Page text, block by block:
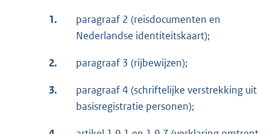
1.
paragraaf 2 (reisdocumenten en
Nederlandse identiteitskaart);
2. paragraaf 3 (rijbewijzen);
3.
paragraaf 4 (schriftelijke verstrekking uit
basisregistratie personen);